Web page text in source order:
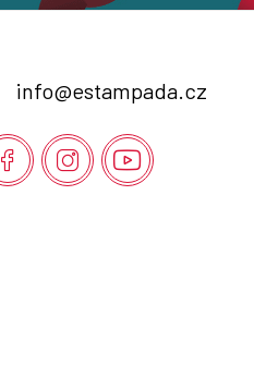
info@estampada.cz